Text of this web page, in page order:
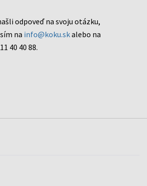
odpoveď na svoju otázku,
na info@koku.skalebo na
40 40 88.